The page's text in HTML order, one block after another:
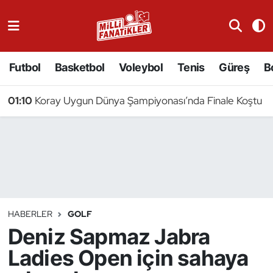
Futbol Basketbol Voleybol Tenis Güreş
01:10 Koray Uygun Dünya Şampiyonası’nda Finale Koştu
HABERLER GOLF
Deniz Sapmaz Jabra
Ladies Open için sahaya
Badminton
Binicilik
Bisiklet